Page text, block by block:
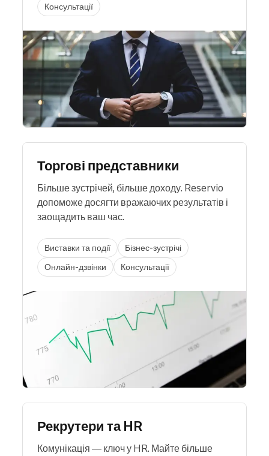
Консультації
Торгові представники
Більше зустрічей, більше доходу. Reservio
допоможе досягти вражаючих результатів і
заощадить ваш час.
Виставки та події
Бізнес-зустрічі
Онлайн-дзвінки
Консультації
Рекрутери та HR
Комунікація — ключ у HR. Майте більше